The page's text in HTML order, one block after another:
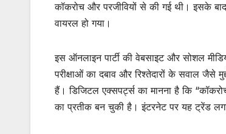
कॉकरोच और परजीवियों से की गई थी। इसके
वायरल हो गया।
इस ऑनलाइन पार्टी की वेबसाइट और सोशल
परीक्षाओं का दबाव और रिश्तेदारों के सवाल जैसे
हैं। डिजिटल एक्सपर्ट्स का मानना है कि
का प्रतीक बन चुकी है। इंटरनेट पर यह ट्रेंड